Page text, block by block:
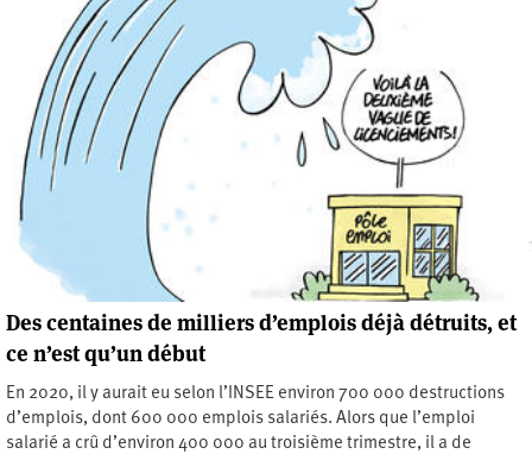
Des centaines de milliers d’emplois déjà détruits, et
ce n’est qu’un début
En 2020, il y aurait eu selon l’INSEE environ 700 000 destructions
d’emplois, dont 600 000 emplois salariés. Alors que l’emploi
salarié a crû d’environ 400 000 au troisième trimestre, il a de